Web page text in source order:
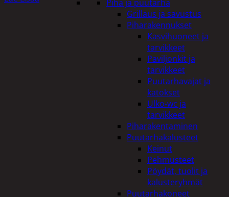
Piha ja puutarha
Grillaus ja savustus
Piharakennukset
Kasvihuoneet ja
tarvikkeet
Paviljonkit ja
tarvikkeet
Puutarhavajat ja
katokset
Ulko-wc ja
tarvikkeet
Piharakentaminen
Puutarhakalusteet
Keinut
Pehmusteet
Pöydät, tuolit ja
kalusteryhmät
Puutarhakoneet